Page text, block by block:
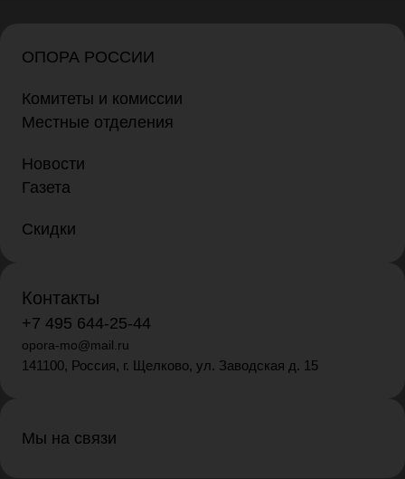
ОПОРА РОССИИ
Комитеты и комиссии
Местные отделения
Новости
Газета
Скидки
Контакты
+7 495 644-25-44
opora-mo@mail.ru
141100, Россия, г. Щелково, ул. Заводская д. 15
Мы на связи